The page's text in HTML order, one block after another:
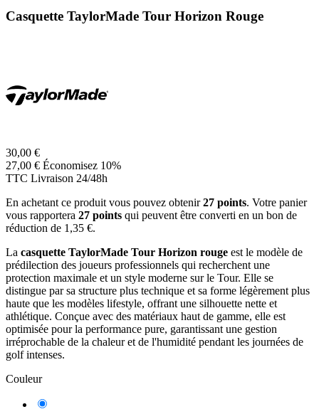
Casquette TaylorMade Tour Horizon Rouge
30,00 €
27,00 € Économisez 10%
TTC Livraison 24/48h
En achetant ce produit vous pouvez obtenir27 points. Votre panier
vous rapportera 27 points qui peuvent être converti en un bon de
réduction de 1,35 €.
La casquette TaylorMade Tour Horizon rouge est le modèle de
prédilection des joueurs professionnels qui recherchent une
protection maximale et un style moderne sur le Tour. Elle se
distingue par sa structure plus technique et sa forme légèrement plus
haute que les modèles lifestyle, offrant une silhouette nette et
athlétique. Conçue avec des matériaux haut de gamme, elle est
optimisée pour la performance pure, garantissant une gestion
irréprochable de la chaleur et de l'humidité pendant les journées de
golf intenses.
Couleur